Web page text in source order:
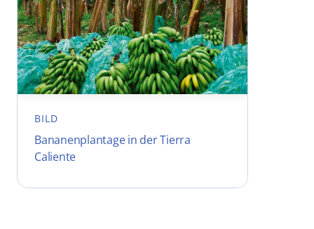
BILD
Bananenplantage in der Tierra
Caliente